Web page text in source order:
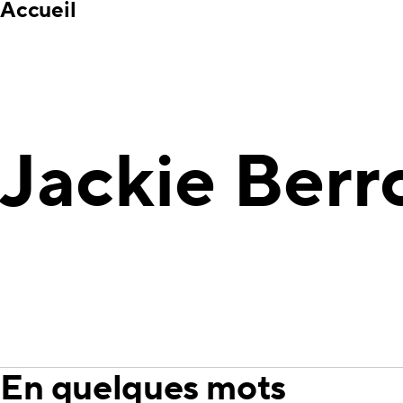
Accueil
Jackie
En quelques mots